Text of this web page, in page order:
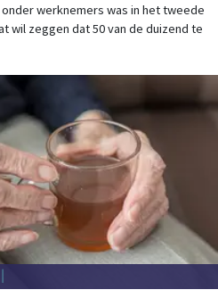
onder werknemers was in het tweede
wil zeggen dat 50 van de duizend te